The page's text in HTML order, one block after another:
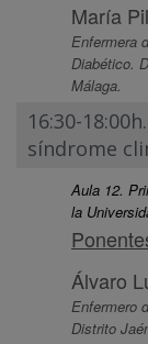
María
Enfermera
Diabético.
Málaga.
16:30-
síndrome
Aula 12.
la
Álvaro
Enfermero
Distrito